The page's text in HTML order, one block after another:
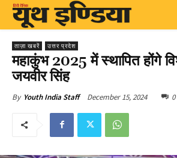
ताज़ा खबरें उत्तर प्रदेश
महाकुंभ 2025 में स्थापित होंगे
जयवीर सिंह
By Youth India Staff December 15, 2024 0